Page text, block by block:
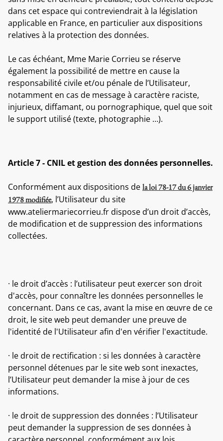
dans cet espace qui contreviendrait à la législation
applicable en France, en particulier aux dispositions
relatives à la protection des données.
Le cas échéant, Mme Marie Corrieu se réserve
également la possibilité de mettre en cause la
responsabilité civile et/ou pénale de l’Utilisateur,
notamment en cas de message à caractère raciste,
injurieux, diffamant, ou pornographique, quel que soit
le support utilisé (texte, photographie …).
Article 7 - CNIL et gestion des données personnelles.
Conformément aux dispositions dela loi 78-17 du 6 janvier
1978 modifiée, l’Utilisateur du site
www.ateliermariecorrieu.fr dispose d’un droit d’accès,
de modification et de suppression des informations
collectées.
· le droit d’accès : l’utilisateur peut exercer son droit
d'accès, pour connaître les données personnelles le
concernant. Dans ce cas, avant la mise en œuvre de ce
droit, le site web peut demander une preuve de
l'identité de l'Utilisateur afin d'en vérifier l'exactitude.
· le droit de rectification : si les données à caractère
personnel détenues par le site web sont inexactes,
l’Utilisateur peut demander la mise à jour de ces
informations.
· le droit de suppression des données : l’Utilisateur
peut demander la suppression de ses données à